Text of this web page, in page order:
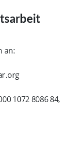
an:
1072 8086 84,